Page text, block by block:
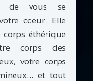
de vous se
coeur. Elle
corps éthérique
corps des
votre corps
et tout